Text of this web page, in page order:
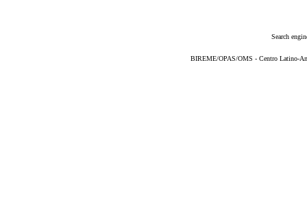
Search
BIREME/OPAS/OMS - Centro Latino-